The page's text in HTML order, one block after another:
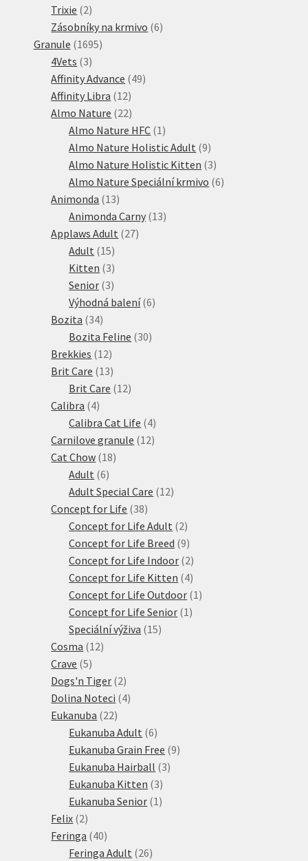
produktů
Trixie 22
produkty
Zásobníky na krmivo 66
Granule 16951695
4Vets 33
produkty
Affinity Advance 4949
Affinity Libra 1212
produktů
Almo Nature 2222
produktů
Almo Nature HFC 1 1
produkt
Almo Nature Holistic Adult 99
produktů
Almo Nature Holistic Kitten 33
produkty
Almo Nature Speciální krmivo 66
Animonda 1313
produktů
Animonda Carny 1313
Applaws Adult 2727
Adult 1515
produktů
Kitten 33
produkty
Senior 33
produkty
Výhodná balení 66
Bozita 3434
produktů
Bozita Feline 3030
Brekkies 1212
produktů
Brit Care 1313
produktů
Brit Care 1212
Calibra 44
produkty
Calibra Cat Life 44
produkty
Carnilove granule 1212
Cat Chow 1818
Adult 66
produktů
Adult Special Care 1212
Concept for Life 3838
produktů
Concept for Life Adult 22
produkty
Concept for Life Breed 99
produktů
Concept for Life Indoor 22
produkty
Concept for Life Kitten 44
produkty
Concept for Life Outdoor 1 1
Concept for Life Senior 1 1
Speciální výživa 1515
Cosma 1212
Crave 55
produktů
Dogs'n Tiger 22
produkty
Dolina Noteci 44
Eukanuba 2222
produktů
Eukanuba Adult 66
produktů
Eukanuba Grain Free 99
Eukanuba Hairball 33
Eukanuba Kitten 33
produkty
Eukanuba Senior 1 1
Felix 22
produkty
Feringa 4040
produktů
Feringa Adult 2626